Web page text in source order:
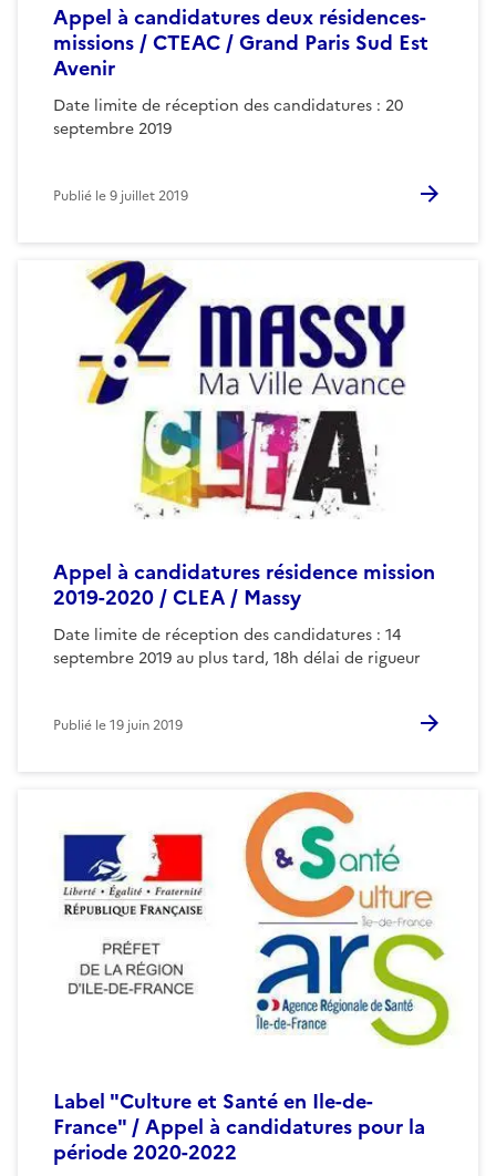
Appel à candidatures deux résidences-
missions / CTEAC / Grand Paris Sud Est
Avenir
Date limite de réception des candidatures : 20
septembre 2019
Publié le9 juillet 2019
Appel à candidatures résidence mission
2019-2020 / CLEA / Massy
Date limite de réception des candidatures : 14
septembre 2019 au plus tard, 18h délai de rigueur
Publié le19 juin 2019
Label "Culture et Santé en Ile-de-
France" / Appel à candidatures pour la
période 2020-2022